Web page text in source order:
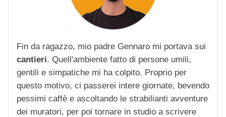
Fin da ragazzo, mio padre Gennaro mi portava sui
cantieri. Quell'ambiente fatto di persone umili,
gentili e simpatiche mi ha colpito. Proprio per
questo motivo, ci passerei intere giornate, bevendo
pessimi caffè e ascoltando le strabilianti avventure
dei muratori, per poi tornare in studio a scrivere